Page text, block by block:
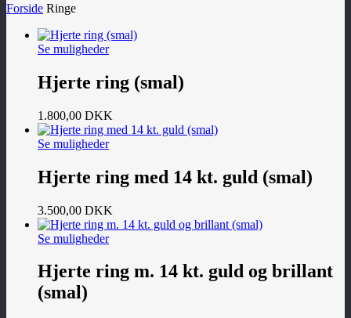
Forside Ringe
Se muligheder
Hjerte ring (smal)
1.800,00 DKK
Se muligheder
Hjerte ring med 14 kt. guld (smal)
3.500,00 DKK
Se muligheder
Hjerte ring m. 14 kt. guld og brillant
(smal)